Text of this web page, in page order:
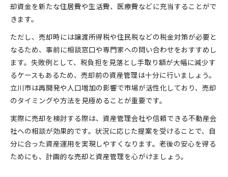
却資金を新たな住居費や生活費、医療費などに充当することがで
きます。
ただし、売却時には譲渡所得税や住民税などの税金対策が必要と
なるため、事前に相談窓口や専門家への問い合わせをおすすめし
ます。失敗例として、税負担を見落とし手取り額が大幅に減少す
るケースもあるため、売却前の資産管理は十分に行いましょう。
立川市は再開発や人口増加の影響で市場が活性化しており、売却
のタイミングや方法を見極めることが重要です。
実際に売却を検討する際は、資産管理会社や信頼できる不動産会
社への相談が効果的です。状況に応じた提案を受けることで、自
分に合った資産運用を実現しやすくなります。老後の安心を得る
ためにも、計画的な売却と資産管理を心がけましょう。